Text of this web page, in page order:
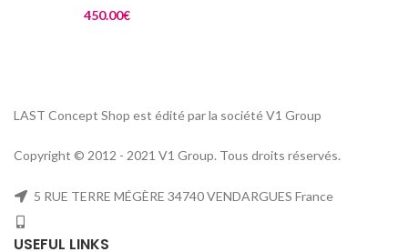
450.00€
LAST Concept Shop est édité par la société V1 Group
Copyright © 2012 - 2021 V1 Group. Tous droits réservés.
5 RUE TERRE MÉGÈRE 34740 VENDARGUES France
USEFUL LINKS